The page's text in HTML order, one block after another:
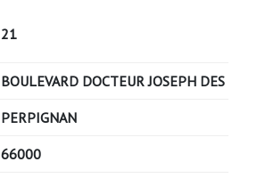
21
BOULEVARD DOCTEUR JOSEPH DES
PERPIGNAN
66000